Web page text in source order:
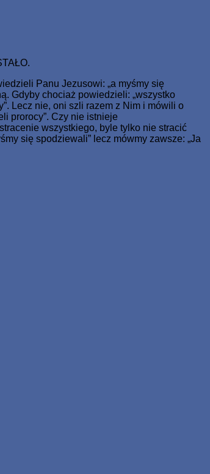
Panu Jezusowi: „a myśmy się
Gdyby chociaż powiedzieli: „wszystko
Lecz nie, oni szli razem z Nim i mówili o
prorocy”. Czy nie istnieje
wszystkiego, byle tylko nie stracić
się spodziewali” lecz mówmy zawsze: „Ja